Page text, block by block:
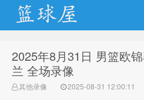
NBA录像吧
2025年8月31日 男篮欧
兰 全场录像
其他录像 2025-08-31 12:00:11